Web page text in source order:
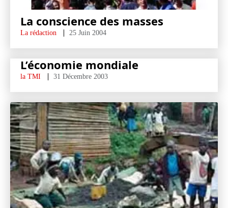
La conscience des masses
La rédaction 25 Juin 2004
L’économie mondiale
la TMI 31 Décembre 2003